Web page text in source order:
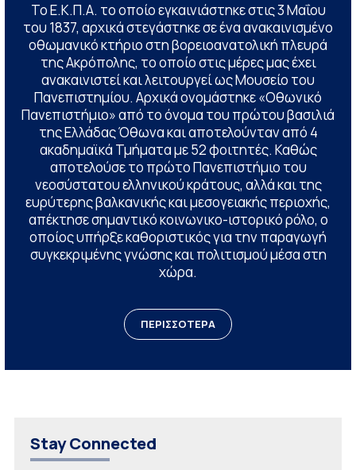
Το Ε.Κ.Π.Α. το οποίο εγκαινιάστηκε στις 3 Μαΐου
του 1837, αρχικά στεγάστηκε σε ένα ανακαινισμένο
οθωμανικό κτήριο στη βορειοανατολική πλευρά
της Ακρόπολης, το οποίο στις μέρες μας έχει
ανακαινιστεί και λειτουργεί ως Μουσείο του
Πανεπιστημίου. Αρχικά ονομάστηκε «Οθωνικό
Πανεπιστήμιο» από το όνομα του πρώτου βασιλιά
της Ελλάδας Όθωνα και αποτελούνταν από 4
ακαδημαϊκά Τμήματα με 52 φοιτητές. Καθώς
αποτελούσε το πρώτο Πανεπιστήμιο του
νεοσύστατου ελληνικού κράτους, αλλά και της
ευρύτερης βαλκανικής και μεσογειακής περιοχής,
απέκτησε σημαντικό κοινωνικο-ιστορικό ρόλο, ο
οποίος υπήρξε καθοριστικός για την παραγωγή
συγκεκριμένης γνώσης και πολιτισμού μέσα στη
χώρα.
ΠΕΡΙΣΣΟΤΕΡΑ
Stay Connected